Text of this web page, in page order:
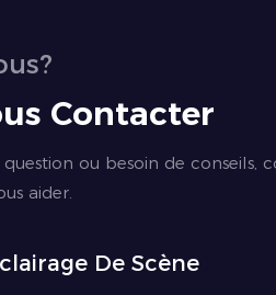
Contacter
ou besoin de conseils,
aider.
De Scène